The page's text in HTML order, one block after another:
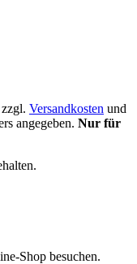
Versandkosten und
angegeben. Nur für
Shop besuchen.